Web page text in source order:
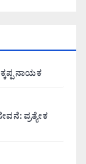
ನಾಯಕ
ಪ್ರತ್ಯೇಕ